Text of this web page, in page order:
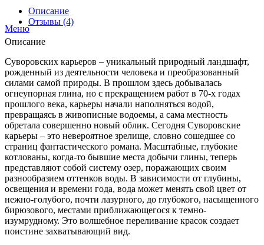
Меню
Описание
Отзывы (4)
Описание
Суворовских карьеров – уникальный природный ландшафт,
рожденный из деятельности человека и преобразованный
силами самой природы. В прошлом здесь добывалась
огнеупорная глина, но с прекращением работ в 70-х годах
прошлого века, карьеры начали наполняться водой,
превращаясь в живописные водоемы, а сама местность
обретала совершенно новый облик. Сегодня Суворовские
карьеры – это невероятное зрелище, словно сошедшее со
страниц фантастического романа. Масштабные, глубокие
котлованы, когда-то бывшие места добычи глины, теперь
представляют собой систему озер, поражающих своим
разнообразием оттенков воды. В зависимости от глубины,
освещения и времени года, вода может менять свой цвет от
нежно-голубого, почти лазурного, до глубокого, насыщенного
бирюзового, местами приближающегося к темно-
изумрудному. Это волшебное переливание красок создает
поистине захватывающий вид.